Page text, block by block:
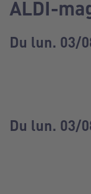
ALDI-
Du lun. 03/
Du lun. 03/